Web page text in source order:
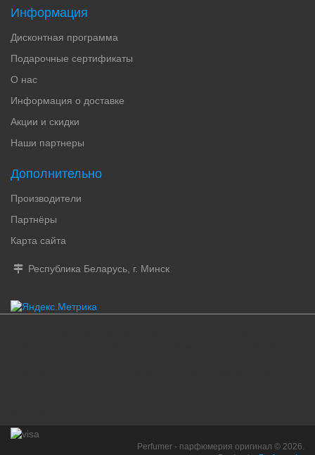
Информация
Дисконтная программа
Подарочные сертификаты
О нас
Информация о доставке
Акции и скидки
Наши партнеры
Дополнительно
Производители
Партнёры
Карта сайта
Республика Беларусь, г. Минск
Perfumer - парфюмерия оригинал © 2026.